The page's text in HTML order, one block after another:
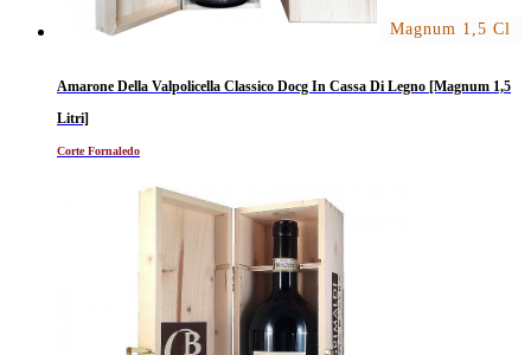
Magnum 1,5 Cl
Amarone Della Valpolicella Classico Docg In Cassa Di Legno [Magnum 1,5
Litri]
Corte Fornaledo